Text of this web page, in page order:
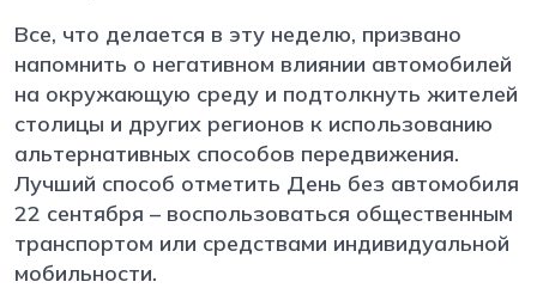
Все, что делается в эту неделю, призвано
напомнить о негативном влиянии автомобилей
на окружающую среду и подтолкнуть жителей
столицы и других регионов к использованию
альтернативных способов передвижения.
Лучший способ отметить День без автомобиля
22 сентября – воспользоваться общественным
транспортом или средствами индивидуальной
мобильности.